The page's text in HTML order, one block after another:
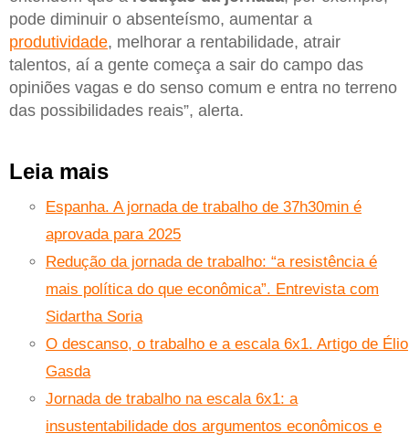
pode diminuir o absenteísmo, aumentar a
produtividade, melhorar a rentabilidade, atrair
talentos, aí a gente começa a sair do campo das
opiniões vagas e do senso comum e entra no terreno
das possibilidades reais”, alerta.
Leia mais
Espanha. A jornada de trabalho de 37h30min é
aprovada para 2025
Redução da jornada de trabalho: “a resistência é
mais política do que econômica”. Entrevista com
Sidartha Soria
O descanso, o trabalho e a escala 6x1. Artigo de Élio
Gasda
Jornada de trabalho na escala 6x1: a
insustentabilidade dos argumentos econômicos e